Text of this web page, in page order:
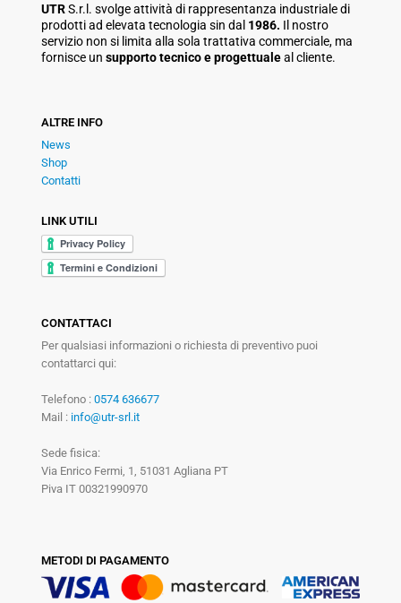
UTRS.r.l. svolge attività di rappresentanza industriale di
prodotti ad elevata tecnologia sin dal 1986. Il nostro
servizio non si limita alla sola trattativa commerciale, ma
fornisce un supporto tecnico e progettualeal cliente.
ALTRE INFO
News
Shop
Contatti
LINK UTILI
CONTATTACI
Per qualsiasi informazioni o richiesta di preventivo puoi
contattarci qui:
Telefono : 0574 636677
Mail : info@utr-srl.it
Sede fisica:
Via Enrico Fermi, 1, 51031 Agliana PT
Piva IT 00321990970
METODI DI PAGAMENTO